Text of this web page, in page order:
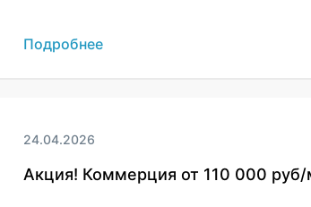
Подробнее
24.04.2026
Акция! Коммерция от 110 000